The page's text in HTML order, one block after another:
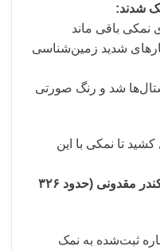
شدند:
نمکی باقی ماند
شدید زمین‌شناسی
شد و رنگ صورتی
تا نمکی با این
۲. کشف توسط انسان: دوره اسکندر مقدونی (حدود ۳۲۶
ثبت‌شده به نمک